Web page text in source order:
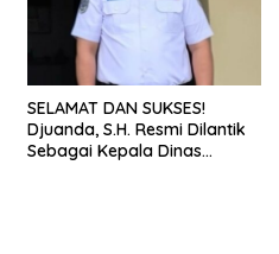
SELAMAT DAN SUKSES!
Djuanda, S.H. Resmi Dilantik
Sebagai Kepala Dinas